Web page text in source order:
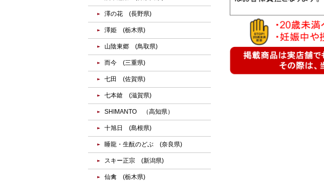
澤の花 (長野県)
澤姫 (栃木県)
山陰東郷 (鳥取県)
而今 (三重県)
七田 (佐賀県)
七本鎗 (滋賀県)
SHIMANTO （高知県）
十旭日 (島根県)
睡龍・生酛のどぶ (奈良県)
スキー正宗 (新潟県)
仙禽 (栃木県)